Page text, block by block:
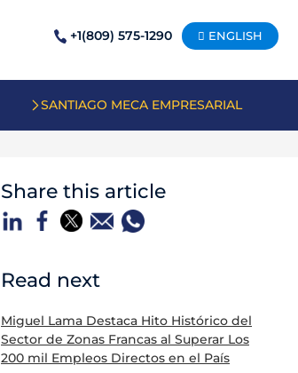
+1(809) 575-1290 ENGLISH
SANTIAGO MECA EMPRESARIAL
Share this article
Read next
Miguel Lama Destaca Hito Histórico del
Sector de Zonas Francas al Superar Los
200 mil Empleos Directos en el País